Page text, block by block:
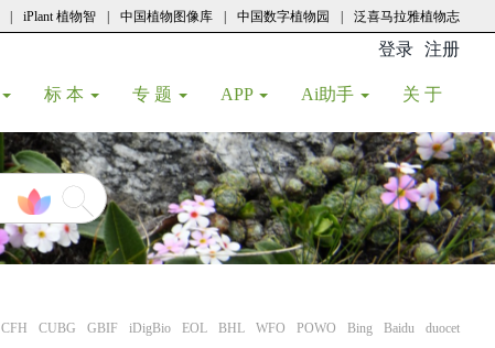
iPlant 植物智 中国植物图像库 中国数字植物园 泛喜马拉雅植物志
登录 注册
标 本 专 题 APP Ai助手 关 于
CFH CUBG GBIF iDigBio EOL BHL WFO POWO Bing Baidu duocet